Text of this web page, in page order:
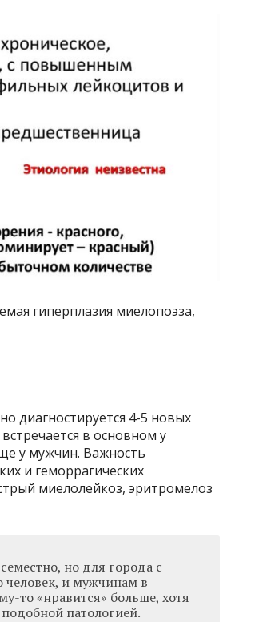
гиперплазия миелопоэза,
диагностируется 4-5 новых
в основном у
у мужчин. Важность
и геморрагических
миелолейкоз, эритромелоз
но для города с
человек, и мужчинам в
то «нравится» больше, хотя
патологией.